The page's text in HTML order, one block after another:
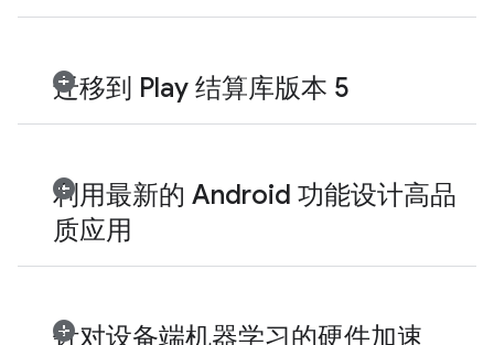
迁移到 Play 结算库版本 5
利用最新的 Android 功能设计高品
质应用
针对设备端机器学习的硬件加速